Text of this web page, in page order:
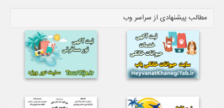
مطالب پیشنهادی از سراسر وب